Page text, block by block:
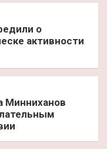
о
активности
Минниханов